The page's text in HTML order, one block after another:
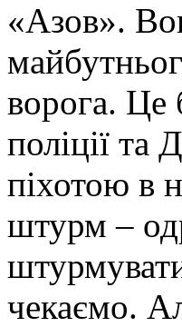
«Азов».
ворога. Це
поліції
піхотою в
штурм –
чекаємо.